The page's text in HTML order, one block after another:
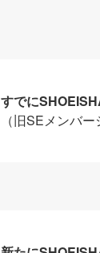
すでに
（旧SEメンバ